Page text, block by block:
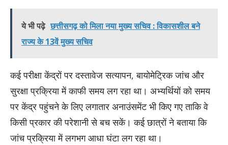
ये भी पढ़े छत्तीसगढ़ को मिला नया मुख्य सचिव : विकासशील बने
राज्य के 13वें मुख्य सचिव
कई परीक्षा केंद्रों पर दस्तावेज सत्यापन, बायोमेट्रिक जांच और
सुरक्षा प्रक्रिया में काफी समय लग रहा था। अभ्यर्थियों को समय
पर केंद्र पहुंचने के लिए लगातार अनाउंसमेंट भी किए गए ताकि वे
किसी प्रकार की परेशानी से बच सकें। कई छात्रों ने बताया कि
जांच प्रक्रिया में लगभग आधा घंटा लग रहा था।